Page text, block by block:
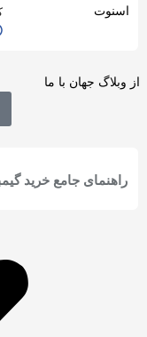
از وبلاگ جهان با ما
راهنمای جامع خرید